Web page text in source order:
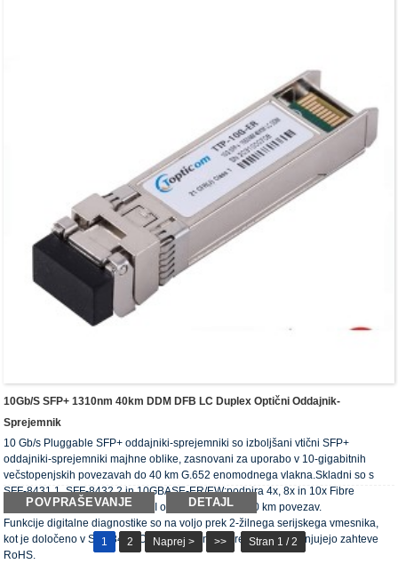
10Gb/s SFP+ 1310nm 40km DDM DFB LC Duplex Optični Oddajnik-
Sprejemnik
10 Gb/s Pluggable SFP+ oddajniki-sprejemniki so izboljšani vtični SFP+
oddajniki-sprejemniki majhne oblike, zasnovani za uporabo v 10-gigabitnih
večstopenjskih povezavah do 40 km G.652 enomodnega vlakna.Skladni so s
SFF-8431 1, SFF-8432 2 in 10GBASE-ER/EW;podpira 4x, 8x in 10x Fibre
Channel, kot tudi možnost CPRI od 2 do 8, več kot 40 km povezav.
Funkcije digitalne diagnostike so na voljo prek 2-žilnega serijskega vmesnika,
kot je določeno v SFF-8472.Optični oddajniki-sprejemniki izpolnjujejo zahteve
RoHS.
POVPRAŠEVANJE DETAJL
1 2 Naprej > >> Stran 1 / 2